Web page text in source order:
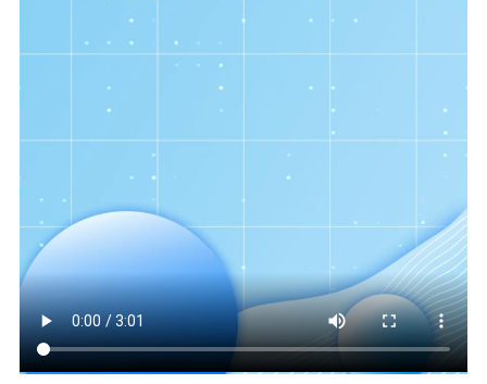
紫金文化艺术节
品牌活动
精神文明
文明创建 文明实践
社会宣传
思想政治教育 爱国主义教育
全民国防教育
红色资源保护利
用
新闻出版